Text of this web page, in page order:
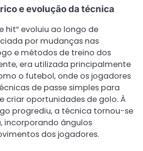
e evolução da técnica
hit” evoluiu ao longo de
por mudanças nas
e métodos de treino dos
era utilizada principalmente
o futebol, onde os jogadores
de passe simples para
criar oportunidades de golo. À
progrediu, a técnica tornou-se
incorporando ângulos
dos jogadores.